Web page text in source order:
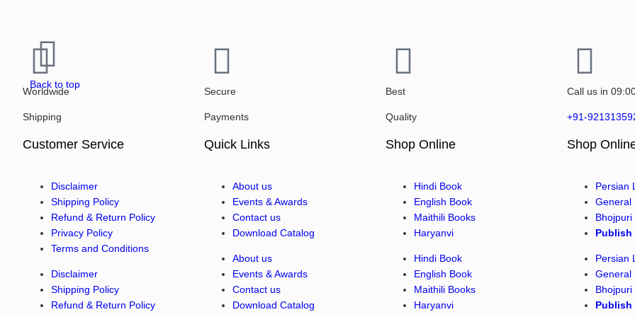
Back to top
Worldwide
Shipping
Secure
Payments
Best
Quality
Call us in
+91-
Customer Service
Disclaimer
Shipping Policy
Refund & Return Policy
Privacy Policy
Terms and Conditions
Disclaimer
Shipping Policy
Refund & Return Policy
Quick Links
About us
Events & Awards
Contact us
Download Catalog
About us
Events & Awards
Contact us
Download Catalog
Shop Online
Hindi Book
English Book
Maithili Books
Haryanvi
Hindi Book
English Book
Maithili Books
Haryanvi
Shop
Persian
General
Bhojpuri
Publish
Persian
General
Bhojpuri
Publish